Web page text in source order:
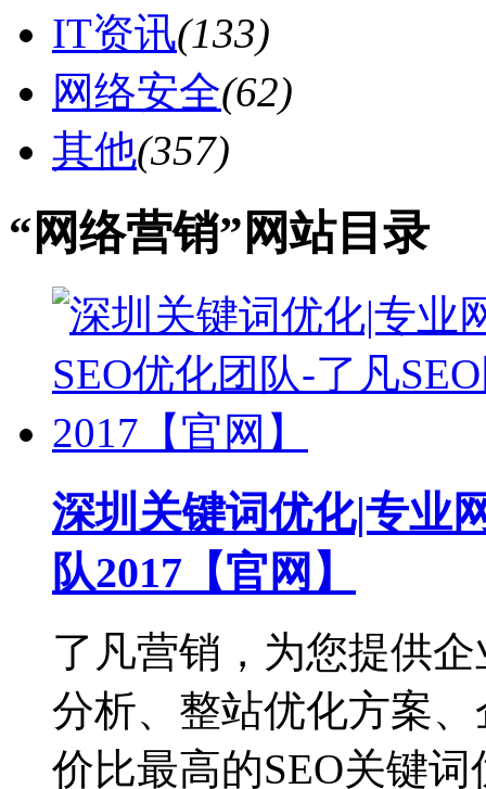
IT资讯(133)
网络安全(62)
其他(357)
“网络营销”网站目录
深圳关键词优化|专业
队2017【官网】
了凡营销，为您提供
分析、整站优化方案
价比最高的SEO关键